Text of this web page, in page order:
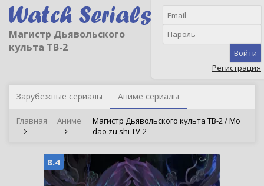
Магистр Дьявольского
культа ТВ-2
Войти
Регистрация
Зарубежные сериалы Аниме сериалы
Главная Аниме
Магистр Дьявольского культа ТВ-2 / Mo
dao zu shi TV-2
8.4